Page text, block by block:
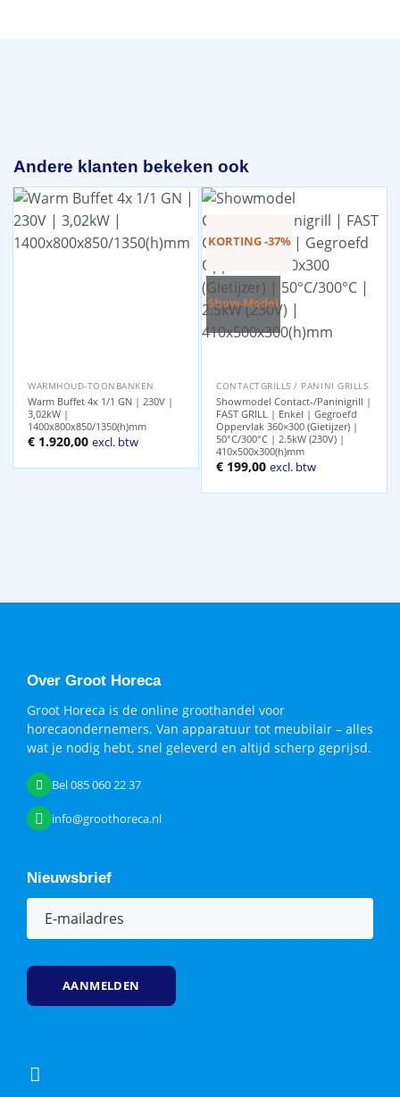
Andere klanten bekeken ook
WARMHOUD-TOONBANKEN
Warm Buffet 4x 1/1 GN | 230V |
3,02kW |
1400x800x850/1350(h)mm
€ 1.920,00 excl. btw
KORTING -37%
Show-Model
CONTACTGRILLS / PANINI GRILLS
Showmodel Contact-/Paninigrill |
FAST GRILL | Enkel | Gegroefd
Oppervlak 360×300 (Gietijzer) |
50°C/300°C | 2.5kW (230V) |
410x500x300(h)mm
Oorspronkelijke
prijs
was:
€ 199,00Huidige
prijs
is:
excl. btw
Over Groot Horeca
Groot Horeca is de online groothandel voor
horecaondernemers. Van apparatuur tot meubilair – alles
wat je nodig hebt, snel geleverd en altijd scherp geprijsd.
Bel 085 060 22 37
info@groothoreca.nl
Nieuwsbrief
E-
mailadres(Vereist)